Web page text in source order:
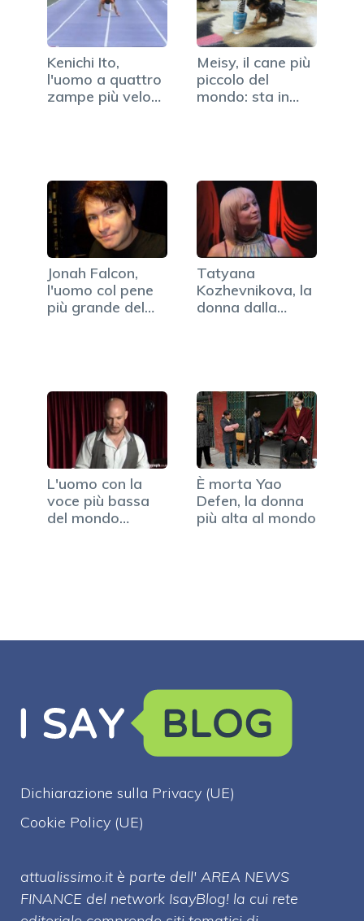
Kenichi Ito,
l'uomo a quattro
zampe più veloce
Meisy, il cane più
piccolo del
mondo: sta in
Jonah Falcon,
l'uomo col pene
più grande del
Tatyana
Kozhevnikova, la
donna dalla
L'uomo con la
voce più bassa
del mondo
È morta Yao
Defen, la donna
più alta al mondo
Dichiarazione sulla Privacy (UE)
Cookie Policy (UE)
attualissimo.it è parte dell' AREA NEWS
FINANCE del network IsayBlog! la cui rete